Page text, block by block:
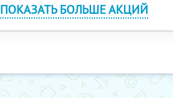
ПОКАЗАТЬ БОЛЬШЕ АКЦИЙ